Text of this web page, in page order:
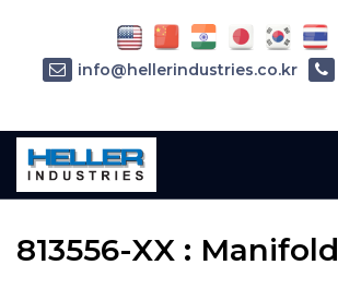
Home»Parts»813556-XX
813556-XX : Manifold
info@hellerindustries.co.kr